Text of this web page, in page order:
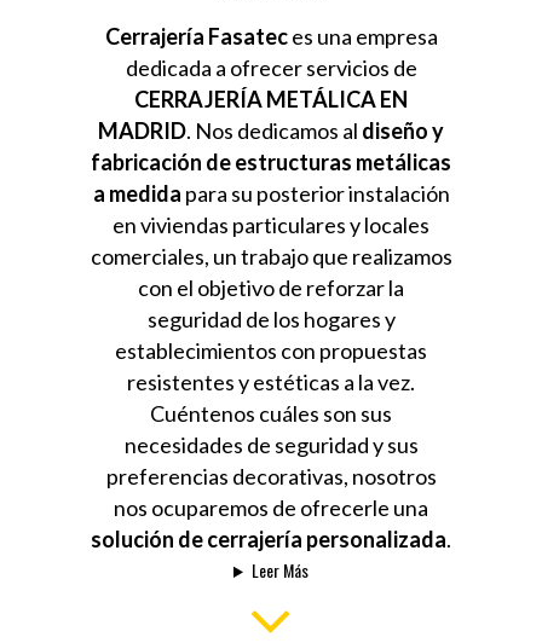
Cerrajería Fasateces una empresa
dedicada a ofrecer servicios de
CERRAJERÍA METÁLICA EN
MADRID. Nos dedicamos al diseño y
fabricación de estructuras metálicas
a medida para su posterior instalación
en viviendas particulares y locales
comerciales, un trabajo que realizamos
con el objetivo de reforzar la
seguridad de los hogares y
establecimientos con propuestas
resistentes y estéticas a la vez.
Cuéntenos cuáles son sus
necesidades de seguridad y sus
preferencias decorativas, nosotros
nos ocuparemos de ofrecerle una
solución de cerrajería personalizada.
Leer Más